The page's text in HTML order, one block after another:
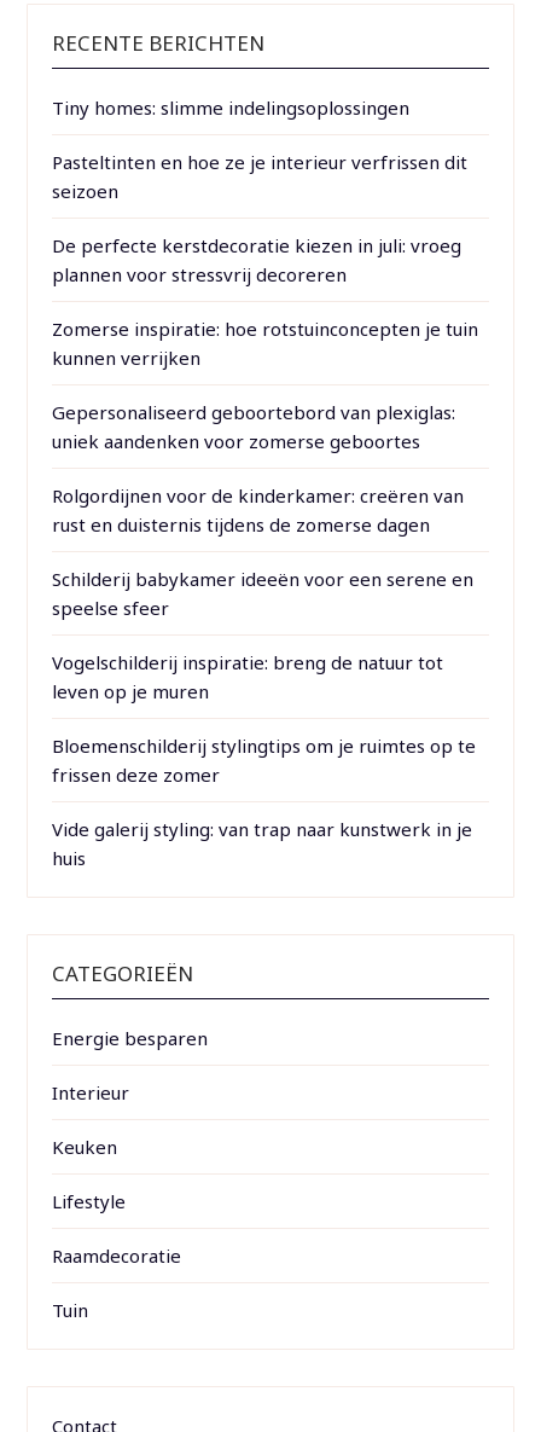
RECENTE BERICHTEN
Tiny homes: slimme indelingsoplossingen
Pasteltinten en hoe ze je interieur verfrissen dit
seizoen
De perfecte kerstdecoratie kiezen in juli: vroeg
plannen voor stressvrij decoreren
Zomerse inspiratie: hoe rotstuinconcepten je tuin
kunnen verrijken
Gepersonaliseerd geboortebord van plexiglas:
uniek aandenken voor zomerse geboortes
Rolgordijnen voor de kinderkamer: creëren van
rust en duisternis tijdens de zomerse dagen
Schilderij babykamer ideeën voor een serene en
speelse sfeer
Vogelschilderij inspiratie: breng de natuur tot
leven op je muren
Bloemenschilderij stylingtips om je ruimtes op te
frissen deze zomer
Vide galerij styling: van trap naar kunstwerk in je
huis
CATEGORIEËN
Energie besparen
Interieur
Keuken
Lifestyle
Raamdecoratie
Tuin
Contact